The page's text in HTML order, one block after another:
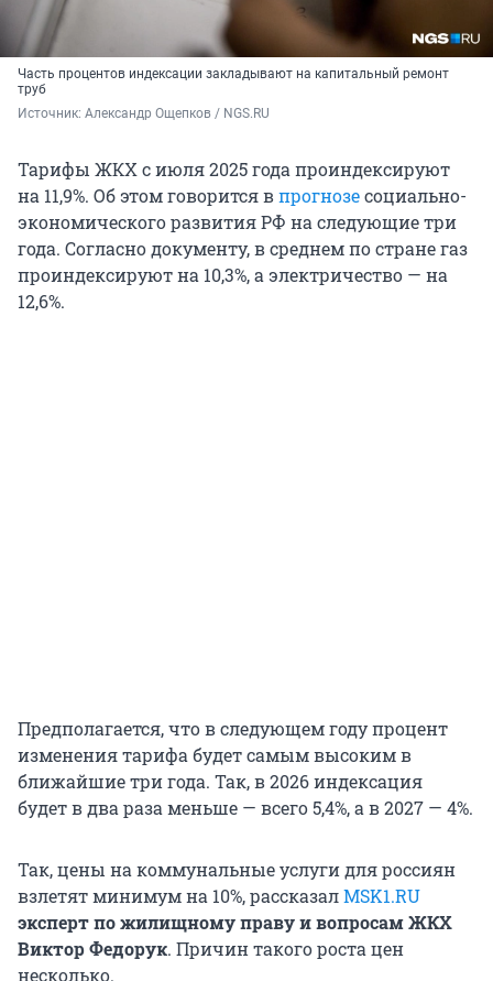
Часть процентов индексации закладывают на капитальный ремонт
труб
Источник: Александр Ощепков / NGS.RU
Тарифы ЖКХ с июля 2025 года проиндексируют
на 11,9%. Об этом говорится впрогнозесоциально-
экономического развития РФ на следующие три
года. Согласно документу, в среднем по стране газ
проиндексируют на 10,3%, а электричество — на
12,6%.
Предполагается, что в следующем году процент
изменения тарифа будет самым высоким в
ближайшие три года. Так, в 2026 индексация
будет в два раза меньше — всего 5,4%, а в 2027 — 4%.
Так, цены на коммунальные услуги для россиян
взлетят минимум на 10%, рассказалMSK1.RU
эксперт по жилищному праву и вопросам ЖКХ
Виктор Федорук. Причин такого роста цен
несколько.